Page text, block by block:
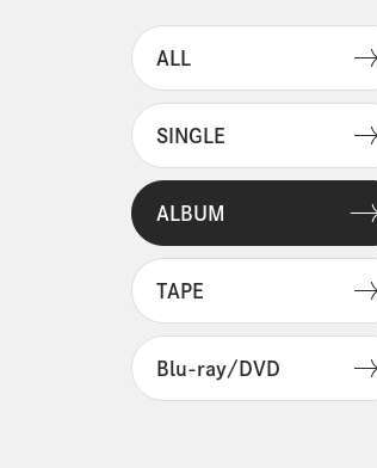
ALL
SINGLE
ALBUM
TAPE
Blu-ray/DVD